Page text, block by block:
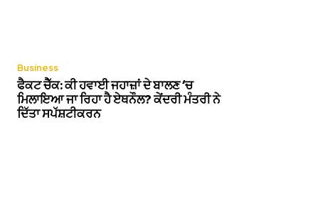
Business
ਫੈਕਟ ਚੈੱਕ: ਕੀ ਹਵਾਈ ਜਹਾਜ਼ਾਂ ਦੇ ਬਾਲਣ ‘ਚ
ਮਿਲਾਇਆ ਜਾ ਰਿਹਾ ਹੈ ਏਥਨੌਲ? ਕੇਂਦਰੀ ਮੰਤਰੀ ਨੇ
ਦਿੱਤਾ ਸਪੱਸ਼ਟੀਕਰਨ